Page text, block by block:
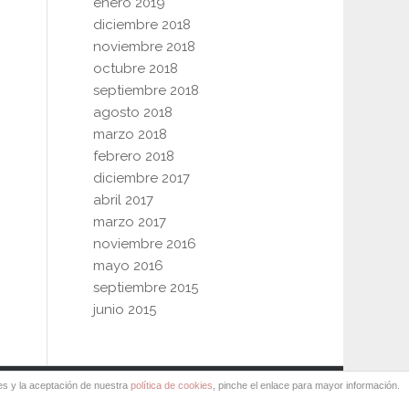
diciembre 2018
noviembre 2018
octubre 2018
septiembre 2018
agosto 2018
marzo 2018
febrero 2018
diciembre 2017
abril 2017
marzo 2017
noviembre 2016
mayo 2016
septiembre 2015
junio 2015
Comunicación
y la aceptación de nuestra política de cookies , pinche el enlace para mayor información.